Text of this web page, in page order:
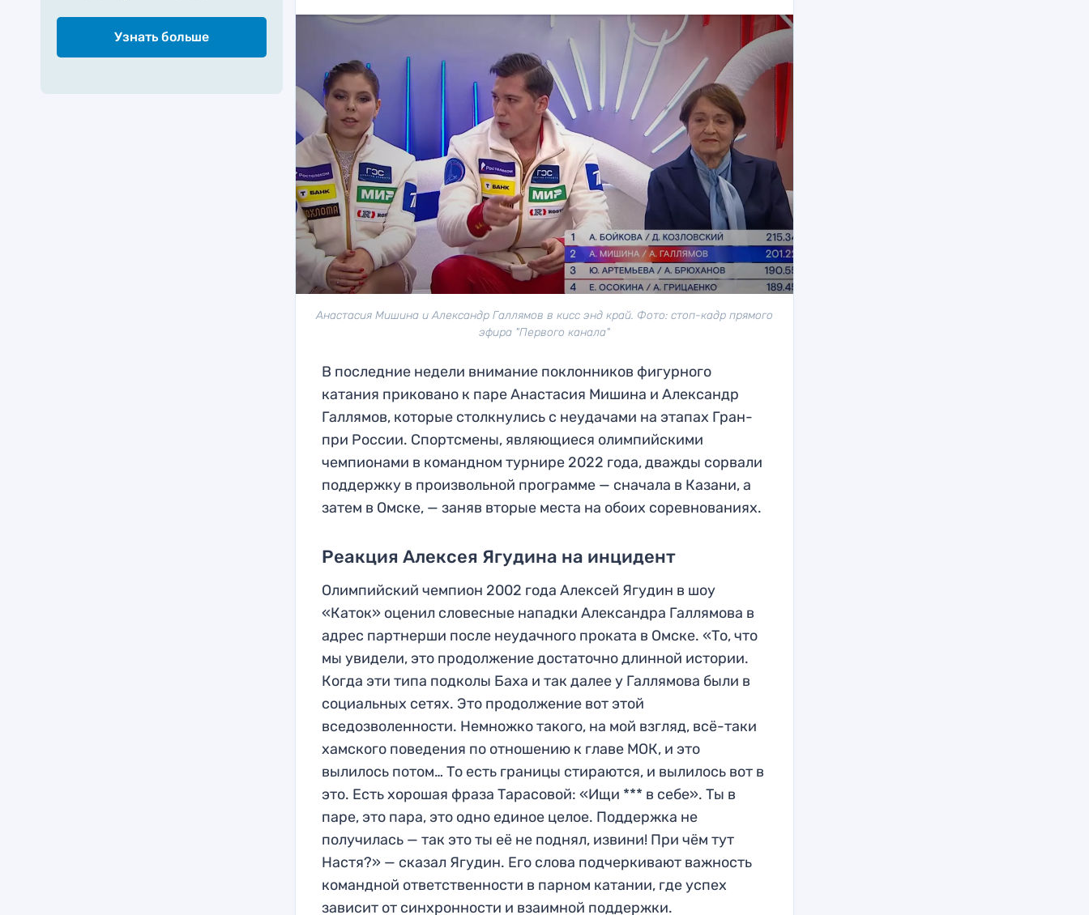
Узнать больше
Анастасия Мишина и Александр Галлямов в кисс энд край. Фото: стоп-кадр прямого
эфира "Первого канала"
В последние недели внимание поклонников фигурного
катания приковано к паре Анастасия Мишина и Александр
Галлямов, которые столкнулись с неудачами на этапах Гран-
при России. Спортсмены, являющиеся олимпийскими
чемпионами в командном турнире 2022 года, дважды сорвали
поддержку в произвольной программе — сначала в Казани, а
затем в Омске, — заняв вторые места на обоих соревнованиях.
Реакция Алексея Ягудина на инцидент
Олимпийский чемпион 2002 года Алексей Ягудин в шоу
«Каток» оценил словесные нападки Александра Галлямова в
адрес партнерши после неудачного проката в Омске. «То, что
мы увидели, это продолжение достаточно длинной истории.
Когда эти типа подколы Баха и так далее у Галлямова были в
социальных сетях. Это продолжение вот этой
вседозволенности. Немножко такого, на мой взгляд, всё-таки
хамского поведения по отношению к главе МОК, и это
вылилось потом… То есть границы стираются, и вылилось вот в
это. Есть хорошая фраза Тарасовой: «Ищи *** в себе». Ты в
паре, это пара, это одно единое целое. Поддержка не
получилась — так это ты её не поднял, извини! При чём тут
Настя?» — сказал Ягудин. Его слова подчеркивают важность
командной ответственности в парном катании, где успех
зависит от синхронности и взаимной поддержки.